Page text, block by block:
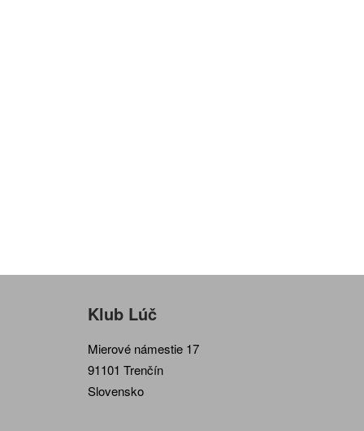
Klub Lúč
Mierové námestie 17
91101 Trenčín
Slovensko